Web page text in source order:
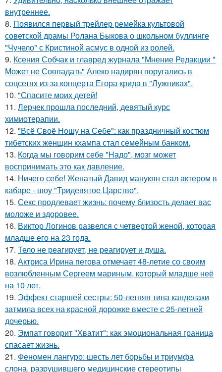
внутреннее.
8. Появился первый трейлер ремейка культовой
советской драмы Ролана Быкова о школьном буллинге
"Чучело" с Кристиной асмус в одной из ролей.
9. Ксения Собчак и главред журнала "Мнение Редакции *
Может не Совпадать" Алеко надирян поругались в
соцсетях из-за концерта Егора крида в "Лужниках".
10. "Спасите моих детей!
11. Лерчек прошла последний, девятый курс
химиотерапии.
12. "Всё Своё Ношу на Себе": как праздничный костюм
тибетских женщин кхампа стал семейным банком.
13. Когда мы говорим себе "Надо", мозг может
воспринимать это как давление.
14. Ничего себе! Женатый Давид манукян стал актером в
кабаре - шоу "Тридевятое Царство".
15. Секс продлевает жизнь: почему близость делает вас
моложе и здоровее.
16. Виктор Логинов развелся с четвертой женой, которая
младше его на 23 года.
17. Тело не реагирует, не реагирует и душа.
18. Актриса Ирина пегова отмечает 48-летие со своим
возлюбленным Сергеем мариным, который младше неё
на 10 лет.
19. Эффект старшей сестры: 50-летняя тина канделаки
затмила всех на красной дорожке вместе с 25-летней
дочерью.
20. Эмпат говорит "Хватит": как эмоциональная граница
спасает жизнь.
21. Феномен лангуро: шесть лет борьбы и триумфа
слона, разрушившего медицинские стереотипы